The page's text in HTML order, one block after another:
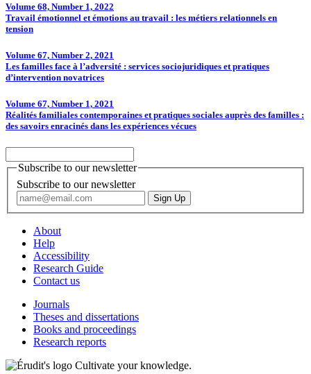
Volume 68, Number 1, 2022
Travail émotionnel et émotions au travail : les métiers relationnels en
tension
Volume 67, Number 2, 2021
Les familles face à l’adversité : services sociojuridiques et pratiques
d’intervention novatrices
Volume 67, Number 1, 2021
Réalités familiales contemporaines et pratiques sociales auprès des familles :
des savoirs enracinés dans les expériences vécues
Subscribe to our newsletter
Subscribe to our newsletter
About
Help
Accessibility
Research Guide
Contact us
Journals
Theses and dissertations
Books and proceedings
Research reports
Cultivate your knowledge.